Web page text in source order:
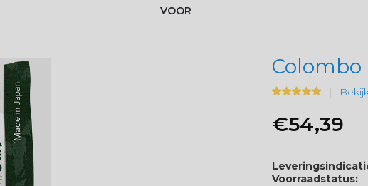
VOOR
Colombo
€54,39
Voorraadstatus: